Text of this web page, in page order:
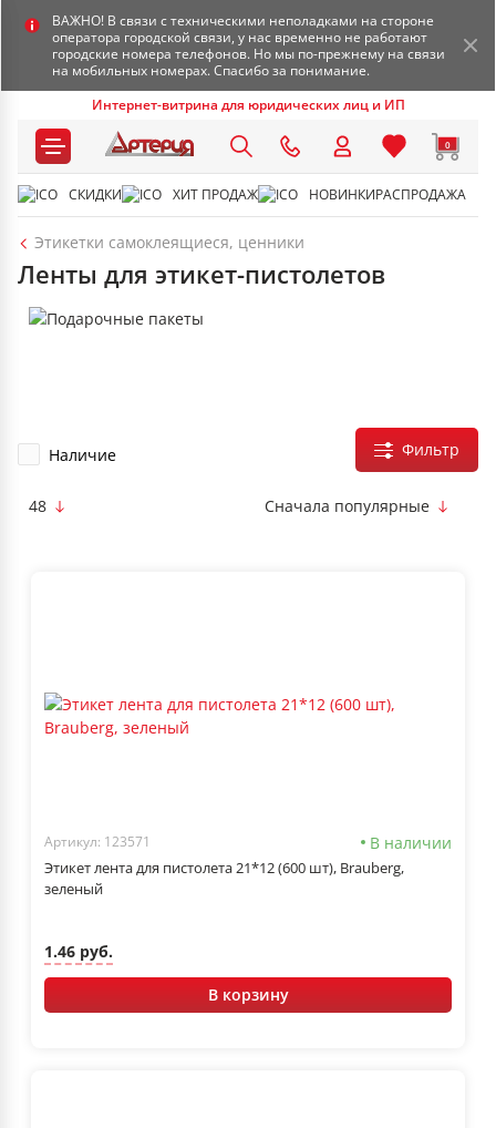
ВАЖНО! В связи с техническими неполадками на стороне
оператора городской связи, у нас временно не работают
городские номера телефонов. Но мы по-прежнему на связи
на мобильных номерах. Спасибо за понимание.
Интернет-витрина для юридических лиц и ИП
0
СКИДКИ ХИТ ПРОДАЖ НОВИНКИРАСПРОДАЖА
Этикетки самоклеящиеся, ценники
Ленты для этикет-пистолетов
Наличие
48 Сначала популярные
Фильтр
Артикул: 123571 В наличии
Этикет лента для пистолета 21*12 (600 шт), Brauberg,
зеленый
1.46 руб.
В корзину